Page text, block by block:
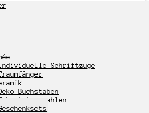
Schriftzüge
Buchstaben